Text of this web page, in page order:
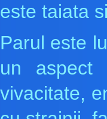
este taiata
Parul este
un aspect
vivacitate,